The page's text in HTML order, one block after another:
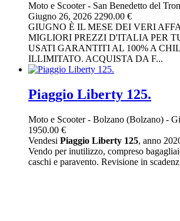
Moto e Scooter- San Benedetto del
Giugno 26, 2026 2290.00 €
GIUGNO È IL MESE DEI VERI
MIGLIORI PREZZI D'ITALIA PER
USATI GARANTITI AL 100% A
ILLIMITATO. ACQUISTA DA F...
Piaggio Liberty 125.
Moto e Scooter- Bolzano (Bolzano) -
1950.00 €
Vendesi Piaggio Liberty 125, anno
Vendo per inutilizzo, compreso
caschi e paravento. Revisione in